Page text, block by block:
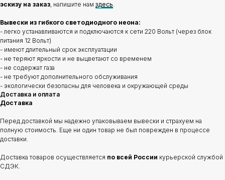
эскизу на заказ, напишите нам здесь.
Вывески из гибкого светодиодного неона:
- легко устанавливаются и подключаются к сети 220 Вольт (через блок
питания 12 Вольт)
- имеют длительный срок эксплуатации
- не теряют яркости и не выцветают со временем
- не содержат газа
- не требуют дополнительного обслуживания
- экологически безопасны для человека и окружающей среды
Доставка и оплата
Доставка
Перед доставкой мы надежно упаковываем вывески и страхуем на
полную стоимость. Еще ни один товар не был поврежден в процессе
доставки.
Доставка товаров осуществляется по всей России курьерской службой
СДЭК.